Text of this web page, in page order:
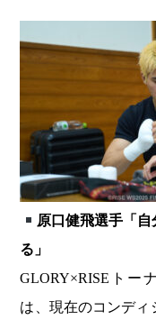
原口健飛選手「
る」
GLORY×RISEトー
は、現在のコンディ